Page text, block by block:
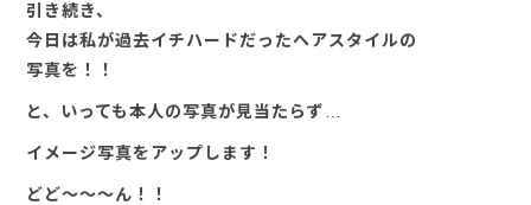
引き続き、
今日は私が過去イチハードだったヘアスタイルの
写真を！！
と、いっても本人の写真が見当たらず…
イメージ写真をアップします！
どど～～～ん！！